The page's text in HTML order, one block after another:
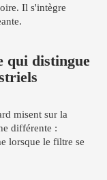
Il s'intègre
qui distingue
misent sur la
différente :
lorsque le filtre se